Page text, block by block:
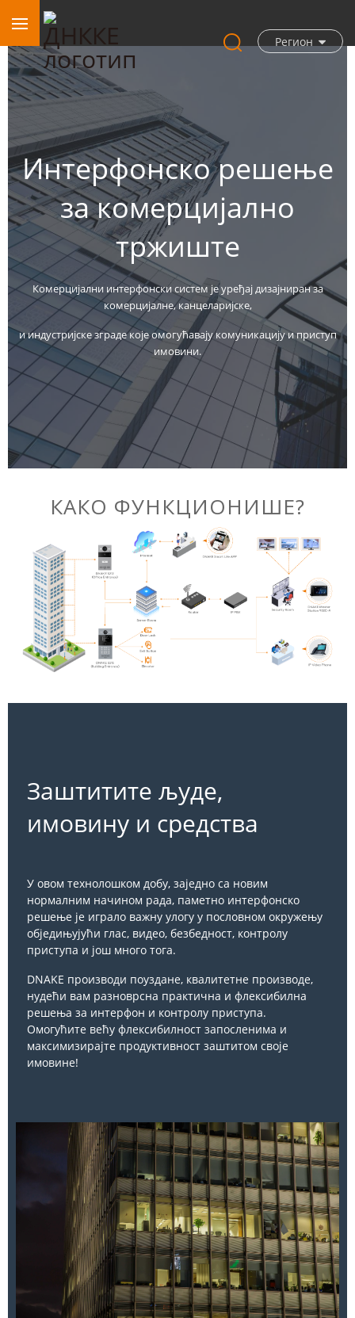
Регион
Интерфонско решење
за комерцијално
тржиште
Комерцијални интерфонски систем је уређај дизајниран за
комерцијалне, канцеларијске,
и индустријске зграде које омогућавају комуникацију и приступ
имовини.
КАКО ФУНКЦИОНИШЕ?
Заштитите људе,
имовину и средства
У овом технолошком добу, заједно са новим
нормалним начином рада, паметно интерфонско
решење је играло важну улогу у пословном окружењу
обједињујући глас, видео, безбедност, контролу
приступа и још много тога.
DNAKE производи поуздане, квалитетне производе,
нудећи вам разноврсна практична и флексибилна
решења за интерфон и контролу приступа.
Омогућите већу флексибилност запосленима и
максимизирајте продуктивност заштитом своје
имовине!